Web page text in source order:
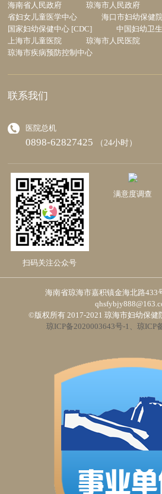
海南省人民政府
琼海市人民政府
省妇女儿童医学中心
海口市妇幼保健
国家妇幼保健中心 [CDC]
中国妇幼卫
上海市儿童医院
琼海市人民医院
琼海市疾病预防控制中心
联系我们
医院总机
0898-62827425 （24小时）
扫码关注公众号
满意度调查
海南省琼海市嘉积镇金海北路433
©版权所有 2017-2021 琼海市妇幼保健
琼ICP备2020003643号-1、琼ICP